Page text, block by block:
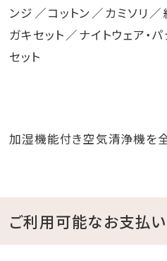
ンジ
コットン カミソリ
ガキセット
ナイトウェア・
セット
加湿機能付き空気清浄機を
ご利用可能なお支払